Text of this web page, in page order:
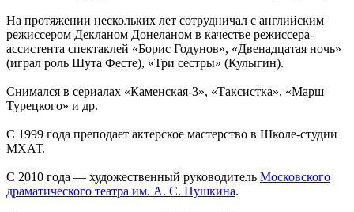
На протяжении нескольких лет сотрудничал с английским
режиссером Декланом Донеланом в качестве режиссера-
ассистента спектаклей «Борис Годунов», «Двенадцатая ночь»
(играл роль Шута Фесте), «Три сестры» (Кулыгин).
Снимался в сериалах «Каменская-3», «Таксистка», «Марш
Турецкого» и др.
С 1999 года преподает актерское мастерство в Школе-студии
МХАТ.
С 2010 года — художественный руководитель Московского
драматического театра им. А. С. Пушкина.